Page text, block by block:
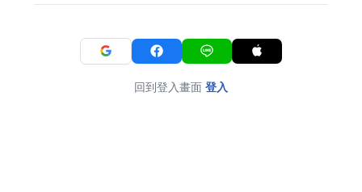
回到登入畫面 登入